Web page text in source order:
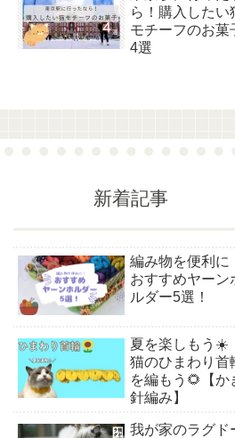
ら！購入したい
モチーフのお菓
4選
新着記事
編み物を便利に
おすすめヤーン
ルダー5選！
夏を楽しもう☀️
猫のひまわり首
を編もう🌻【か
針編み】
我が家のラグド